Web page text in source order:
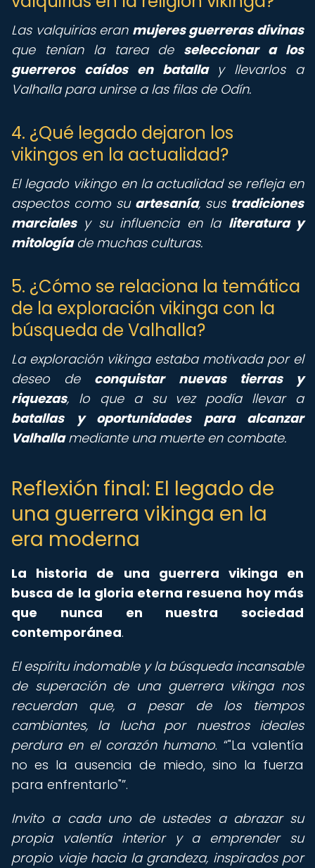
Las valquirias eran mujeres guerreras divinas
que tenían la tarea de seleccionar a los
guerreros caídos en batallay llevarlos a
Valhalla para unirse a las filas de Odín.
4. ¿Qué legado dejaron los
vikingos en la actualidad?
El legado vikingo en la actualidad se refleja en
aspectos como su artesanía, sus tradiciones
marcialesy su influencia en la literatura y
mitologíade muchas culturas.
5. ¿Cómo se relaciona la temática
de la exploración vikinga con la
búsqueda de Valhalla?
La exploración vikinga estaba motivada por el
deseo de conquistar nuevas tierras y
riquezas, lo que a su vez podía llevar a
batallas y oportunidades para alcanzar
Valhallamediante una muerte en combate.
Reflexión final: El legado de
una guerrera vikinga en la
era moderna
La historia de una guerrera vikinga en
busca de la gloria eterna resuena hoy más
que nunca en nuestra sociedad
contemporánea.
El espíritu indomable y la búsqueda incansable
de superación de una guerrera vikinga nos
recuerdan que, a pesar de los tiempos
cambiantes, la lucha por nuestros ideales
perdura en el corazón humano.
"La valentía
no es la ausencia de miedo, sino la fuerza
para enfrentarlo" .
Invito a cada uno de ustedes a abrazar su
propia valentía interior y a emprender su
propio viaje hacia la grandeza, inspirados por